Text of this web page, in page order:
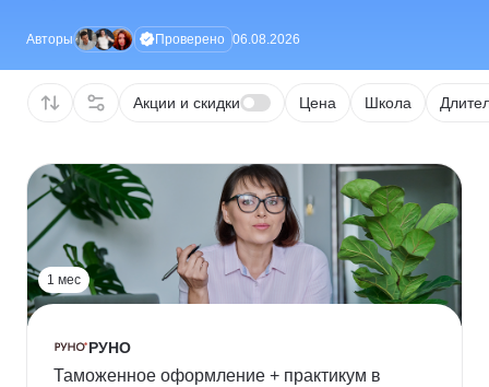
Авторы Проверено 06.08.2026
Акции и скидки Цена Школа
1 мес
РУНО
Таможенное оформление + практикум в